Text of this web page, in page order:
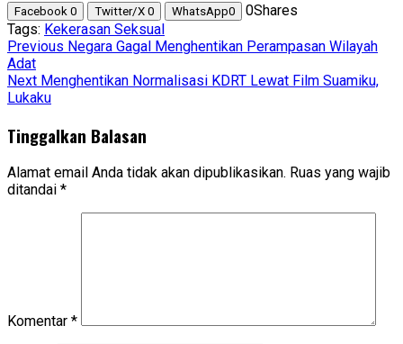
Facebook 0 Twitter/X 0 WhatsApp0 0Shares
Tags: Kekerasan Seksual
Post
navigation
Previous Negara Gagal Menghentikan Perampasan Wilayah
Adat
Next Menghentikan Normalisasi KDRT Lewat Film Suamiku,
Lukaku
Tinggalkan Balasan
Alamat email Anda tidak akan dipublikasikan. Ruas yang wajib
ditandai *
Komentar *